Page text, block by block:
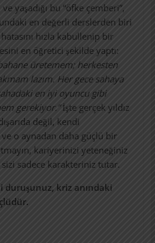
yaşadığı bu “öfke çemberi”,
en değerli derslerden biri
hızla kabullenip bir
en öğretici şekilde yaptı:
üretemem; herkesten
lazım. Her gece sahaya
en iyi oyuncu gibi
gerekiyor.”İşte gerçek yıldız
değil, kendi
ve o aynadan daha güçlü bir
kariyerinizi yeteneğiniz
sadece karakteriniz tutar.
duruşunuz, kriz anındaki